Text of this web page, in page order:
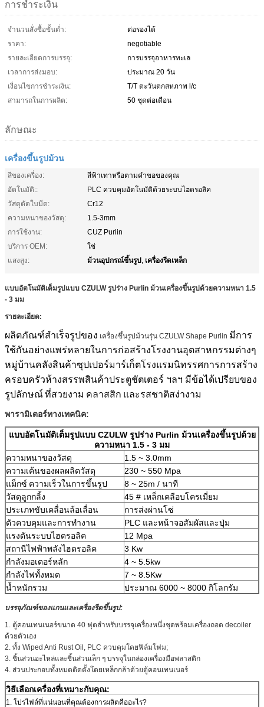
การชำระเงิน
จำนวนสั่งซื้อขั้นต่ำ:
ต่อรองได้
ราคา:
negotiable
รายละเอียดการบรรจุ:
การบรรจุอาหารทะเล
เวลาการส่งมอบ:
ประมาณ 20 วัน
เงื่อนไขการชำระเงิน:
T/T ตะวันตกสหภาพ l/c
สามารถในการผลิต:
50 ชุดต่อเดือน
ลักษณะ
เครื่องขึ้นรูปม้วน
สีของเครื่อง:
สีฟ้าเทาหรือตามคำขอของคุณ
อัตโนมัติ::
PLC ควบคุมอัตโนมัติด้วยระบบไฮดรอลิค
วัสดุตัดใบมีด:
Cr12
ความหนาของวัสดุ:
1.5-3mm
การใช้งาน:
CUZ Purlin
บริการ OEM:
ใช่
แสงสูง:
ม้วนอุปกรณ์ขึ้นรูป, เครื่องรีดเหล็ก
แบบอัตโนมัติเต็มรูปแบบ CZULW รูปร่าง Purlin ม้วนเครื่องขึ้นรูปด้วยความหนา 1.5
- 3 มม
รายละเอียด:
ผลิตภัณฑ์สำเร็จรูปของ เครื่องขึ้นรูปม้วนรุ่น CZULW Shape Purlin มีการ
ใช้กันอย่างแพร่หลายในการก่อสร้างโรงงานอุตสาหกรรมต่างๆ
หมู่บ้านคลังสินค้าซุปเปอร์มาร์เก็ตโรงแรมนิทรรศการการสร้าง
ครอบครัวห้างสรรพสินค้าประตูชัตเตอร์ ฯลฯ มีข้อได้เปรียบของ
รูปลักษณ์ที่สวยงาม คลาสสิก และรสชาติสง่างาม
พารามิเตอร์ทางเทคนิค:
แบบอัตโนมัติเต็มรูปแบบ CZULW รูปร่าง Purlin ม้วนเครื่องขึ้นรูปด้วย
ความหนา 1.5 - 3 มม
ความหนาของวัสดุ
1.5 ~ 3.0mm
ความเค้นของผลผลิตวัสดุ
230 ~ 550 Mpa
แม็กซ์ ความเร็วในการขึ้นรูป
8 ~ 25m / นาที
วัสดุลูกกลิ้ง
45 # เหล็กเคลือบโครเมี่ยม
ประเภทขับเคลื่อนล้อเลื่อน
การส่งผ่านโซ่
ตัวควบคุมและการทำงาน
PLC และหน้าจอสัมผัสและปุ่ม
แรงดันระบบไฮดรอลิค
12 Mpa
สถานีไฟฟ้าพลังไฮดรอลิค
3 Kw
กำลังมอเตอร์หลัก
4 ~ 5.5kw
กำลังไฟทั้งหมด
7 ~ 8.5Kw
น้ำหนักรวม
ประมาณ 6000 ~ 8000 กิโลกรัม
บรรจุภัณฑ์ของแกนและเครื่องรีดขึ้นรูป:
1. ตู้คอนเทนเนอร์ขนาด 40 ฟุตสำหรับบรรจุเครื่องหนึ่งชุดพร้อมเครื่องถอด decoiler
ด้วยตัวเอง
2. ทั้ง Wiped Anti Rust Oil, PLC ควบคุมโดยฟิล์มโฟม;
3. ชิ้นส่วนอะไหล่และชิ้นส่วนเล็ก ๆ บรรจุในกล่องเครื่องมือพลาสติก
4. ส่วนประกอบทั้งหมดติดตั้งโดยเหล็กกล้าด้วยตู้คอนเทนเนอร์
วิธีเลือกเครื่องที่เหมาะกับคุณ:
1. โปรไฟล์ที่แน่นอนที่คุณต้องการผลิตคืออะไร?